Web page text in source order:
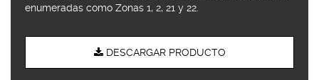
enumeradas como Zonas 1, 2, 21 y 22.
DESCARGAR PRODUCTO